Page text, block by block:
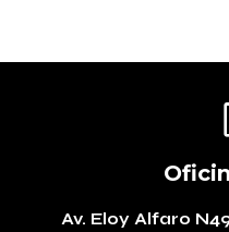
Av. Eloy Alfaro